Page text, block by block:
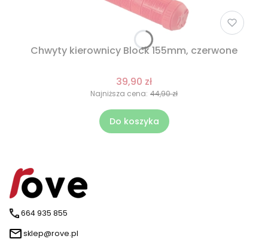
Chwyty kierownicy Block 155mm, czerwone
39,90 zł
Najniższa cena: 44,90 zł
Do koszyka
664 935 855
sklep@rove.pl